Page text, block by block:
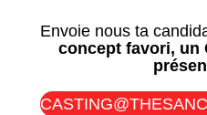
Envoie nous ta
concept favori, un